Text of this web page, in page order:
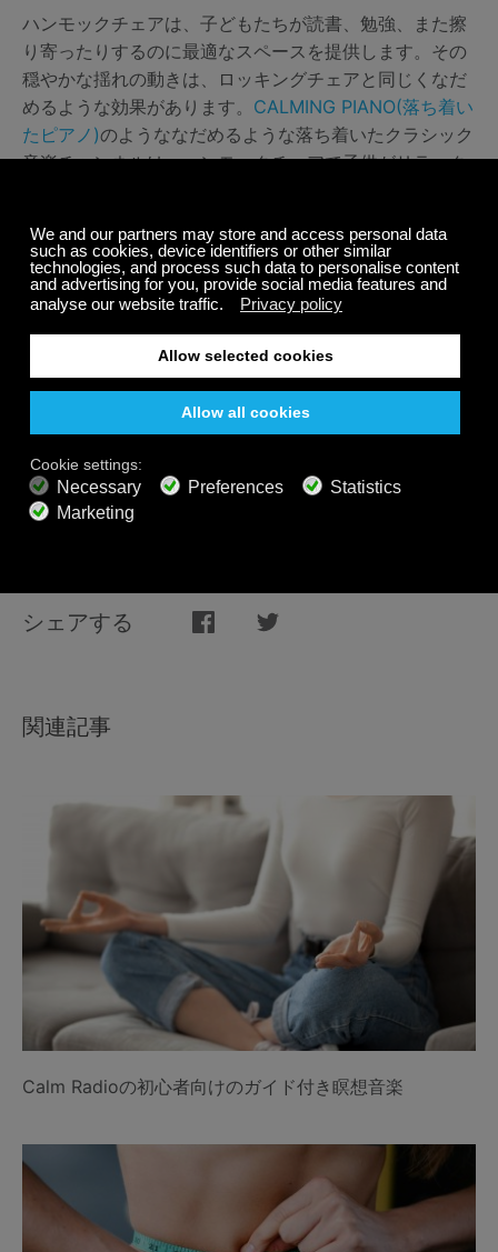
ハンモックチェアは、子どもたちが読書、勉強、また擦
り寄ったりするのに最適なスペースを提供します。その
穏やかな揺れの動きは、ロッキングチェアと同じくなだ
めるような効果があります。 CALMING PIANO(落ち着い
たピアノ)のようななだめるような落ち着いたクラシック
音楽チャンネルは、ハンモックチェアで子供がリラック
ハンモック：あの甘い夏の気持ち
穏やかに揺れることは、人々がより早く眠りにつき、昼
寝をより長くし、より深く眠ることを助けます。揺れる
動きは、特に子供たちにとってリラックスできて落ち着
くものです。新鮮な空気、ハンモック、心を落ち着かせ
る音楽チャンネルを組み合わせて、その甘い夏の気持ち
Calm Radioの400のチャンネル
のどれかをお試しくださ
い。
シェアする
関連記事
Calm Radioの初心者向けのガイド付き瞑想音楽